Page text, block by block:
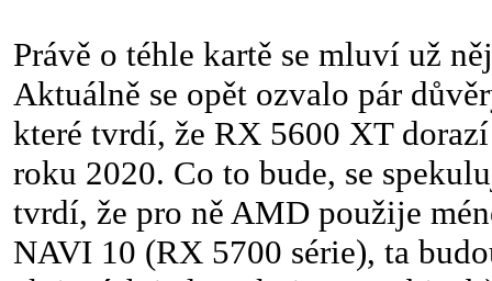
Právě o téhle kartě se mluví už
Aktuálně se opět ozvalo pár
které tvrdí, že RX 5600 XT
roku 2020. Co to bude, se
tvrdí, že pro ně AMD použije
NAVI 10 (RX 5700 série), ta